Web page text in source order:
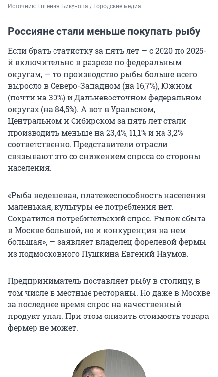
Источник: Евгения Бикунова / Городские медиа
Россияне стали меньше покупать рыбу
Если брать статистку за пять лет — с 2020 по 2025-
й включительно в разрезе по федеральным
округам, — то производство рыбы больше всего
выросло в Северо-Западном (на 16,7%), Южном
(почти на 30%) и Дальневосточном федеральном
округах (на 84,5%). А вот в Уральском,
Центральном и Сибирском за пять лет стали
производить меньше на 23,4%, 11,1% и на 3,2%
соответственно. Представители отрасли
связывают это со снижением спроса со стороны
населения.
«Рыба недешевая, платежеспособность населения
маленькая, культуры ее потребления нет.
Сократился потребительский спрос. Рынок сбыта
в Москве большой, но и конкуренция на нем
большая», — заявляет владелец форелевой фермы
из подмосковного Пушкина Евгений Наумов.
Предприниматель поставляет рыбу в столицу, в
том числе в местные рестораны. Но даже в Москве
за последнее время спрос на качественный
продукт упал. При этом снизить стоимость товара
фермер не может.